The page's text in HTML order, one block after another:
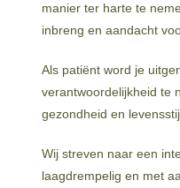
manier ter harte te
inbreng en aandacht
Als patiënt word je
verantwoordelijkheid te
gezondheid en
Wij streven naar een
laagdrempelig en met